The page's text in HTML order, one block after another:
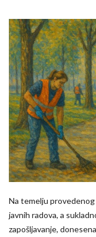
Na temelju provedenog
javnih radova, a
zapošljavanje,